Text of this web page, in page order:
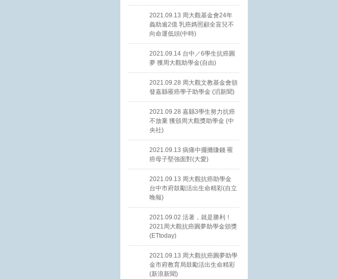
2021.09.13 周大觀基金會24年
義助逾2億 乳癌媽照顧全盲兒不
向命運低頭(中時)
2021.09.14 台中／6學生抗癌圓
夢 獲周大觀助學金(自由)
2021.09.28 周大觀文教基金會頒
發嘉縣罹癌學子助學金 (滔新聞)
2021.09.28 嘉縣3學生努力抗癌
不放棄 獲頒周大觀獎助學金 (中
央社)
2021.09.13 病痛中擺攤賺錢 罹
癌母子堅強面對(大愛)
2021.09.13 周大觀抗癌助學金
台中市府鼓勵活出生命精彩(自立
晚報)
2021.09.02 活著，就是勝利！
2021周大觀抗癌圓夢助學金頒獎
(ETtoday)
2021.09.13 周大觀抗癌圓夢助學
金市府教育局鼓勵活出生命精彩
(新浪新聞)